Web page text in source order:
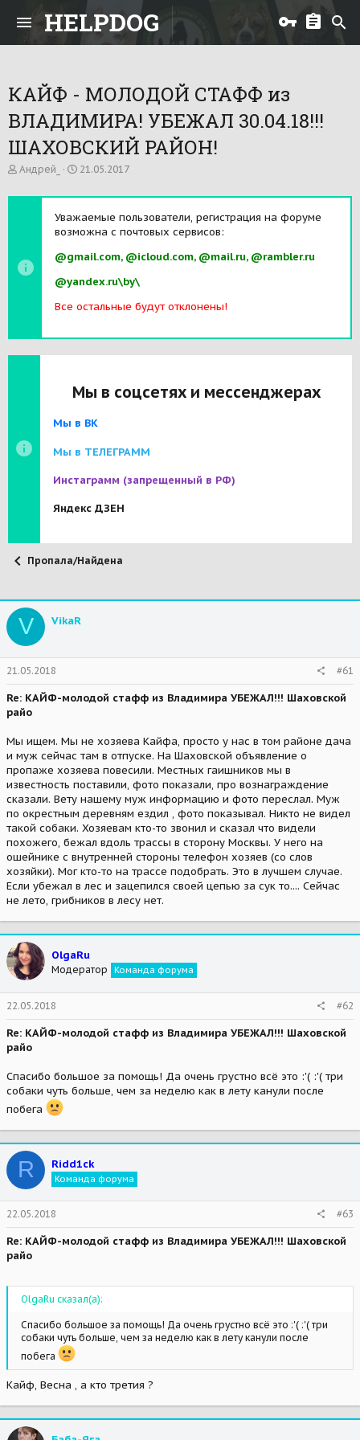
HELPDOG
КАЙФ - МОЛОДОЙ СТАФФ из
ВЛАДИМИРА! УБЕЖАЛ 30.04.18!!!
ШАХОВСКИЙ РАЙОН!
А
т
м
ы
Андрей_
Д
т
н
а
а
а
21.05.2017
Уважаемые пользователи, регистрация на форуме
возможна с почтовых сервисов:
@gmail.com, @icloud.com, @mail.ru, @rambler.ru
@yandex.ru\by\
Все остальные будут отклонены!
Мы в соцсетях и мессенджерах
Мы в ВК
Мы в ТЕЛЕГРАММ
Инстаграмм (запрещенный в РФ)
Яндекс ДЗЕН
Пропала/Найдена
V VikaR
21.05.2018 #61
Re: КАЙФ-молодой стафф из Владимира УБЕЖАЛ!!! Шаховской
райо
Мы ищем. Мы не хозяева Кайфа, просто у нас в том районе дача
и муж сейчас там в отпуске. На Шаховской объявление о
пропаже хозяева повесили. Местных гаишников мы в
известность поставили, фото показали, про вознаграждение
сказали. Вету нашему муж информацию и фото переслал. Муж
по окрестным деревням ездил , фото показывал. Никто не видел
такой собаки. Хозяевам кто-то звонил и сказал что видели
похожего, бежал вдоль трассы в сторону Москвы. У него на
ошейнике с внутренней стороны телефон хозяев (со слов
хозяйки). Мог кто-то на трассе подобрать. Это в лучшем случае.
Если убежал в лес и зацепился своей цепью за сук то.... Сейчас
не лето, грибников в лесу нет.
OlgaRu
Модератор Команда форума
22.05.2018 #62
Re: КАЙФ-молодой стафф из Владимира УБЕЖАЛ!!! Шаховской
райо
Спасибо большое за помощь! Да очень грустно всё это :'( :'( три
собаки чуть больше, чем за неделю как в лету канули после
побега
R Ridd1ck
Команда форума
22.05.2018 #63
Re: КАЙФ-молодой стафф из Владимира УБЕЖАЛ!!! Шаховской
райо
OlgaRu сказал(а):
Спасибо большое за помощь! Да очень грустно всё это :'( :'( три
собаки чуть больше, чем за неделю как в лету канули после
побега
Кайф, Весна , а кто третия ?